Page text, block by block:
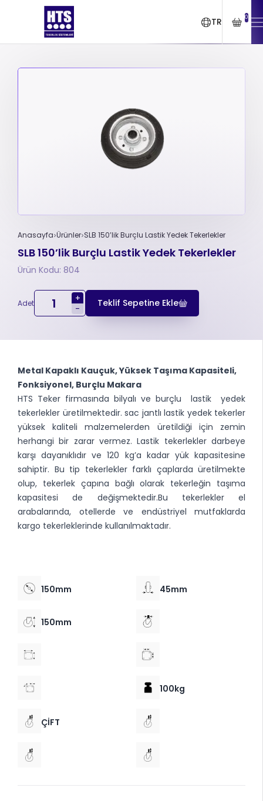
TR 0
Anasayfa Ürünler SLB 150’lik Burçlu Lastik Yedek Tekerlekler
SLB 150’lik Burçlu Lastik Yedek Tekerlekler
Ürün Kodu: 804
Adet
+
-
Teklif Sepetine Ekle
Metal Kapaklı Kauçuk, Yüksek Taşıma Kapasiteli,
Fonksiyonel, Burçlu Makara
HTS Teker firmasında bilyalı ve burçlu lastik yedek
tekerlekler üretilmektedir. sac jantlı lastik yedek tekerler
yüksek kaliteli malzemelerden üretildiği için zemin
herhangi bir zarar vermez. Lastik tekerlekler darbeye
karşı dayanıklıdır ve 120 kg’a kadar yük kapasitesine
sahiptir. Bu tip tekerlekler farklı çaplarda üretilmekte
olup, tekerlek çapına bağlı olarak tekerleğin taşıma
kapasitesi de değişmektedir.Bu tekerlekler el
arabalarında, otellerde ve endüstriyel mutfaklarda
kargo tekerleklerinde kullanılmaktadır.
150mm 45mm
150mm
100kg
ÇİFT